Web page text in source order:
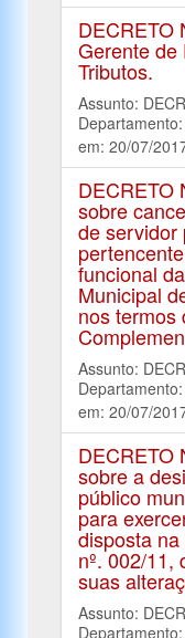
DECRETO
Gerente de
Tributos.
Assunto:
em: 20/07/
DECRETO
sobre
de servidor
funcional
Municipal
nos termos
Complemen
Assunto:
em: 20/07/
DECRETO
sobre a
público
para
disposta
nº. 002/11,
suas
Assunto: